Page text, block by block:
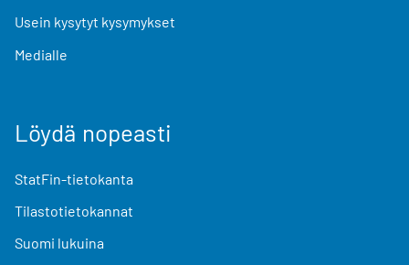
Usein kysytyt kysymykset
Medialle
Löydä nopeasti
StatFin-tietokanta
Tilastotietokannat
Suomi lukuina